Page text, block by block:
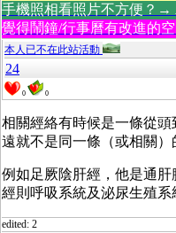
手機照相看照片不方便？→
覺得鬧鐘/行事曆有改進的
本人已不在此站活動
24
0 0
相關經絡有時候是一條從
遠就不是同一條（或相關）
例如足厥陰肝經，他是通
經則呼吸系統及泌尿生殖系
edited: 2